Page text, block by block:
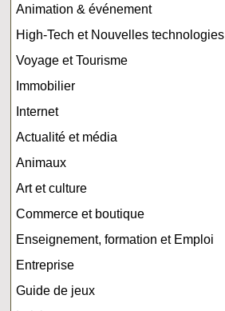
Animation & événement
High-Tech et Nouvelles technologies
Voyage et Tourisme
Immobilier
Internet
Actualité et média
Animaux
Art et culture
Commerce et boutique
Enseignement, formation et Emploi
Entreprise
Guide de jeux